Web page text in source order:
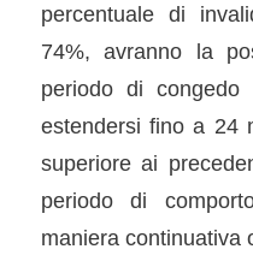
percentuale di
74%, avranno la
periodo di
estendersi fino a 24
superiore ai
periodo di
maniera continuativa